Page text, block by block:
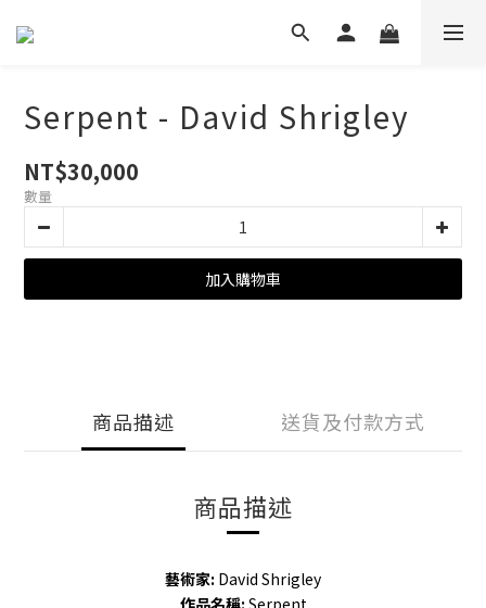
Serpent - David Shrigley
NT$30,000
數量
加入購物車
商品描述 送貨及付款方式
商品描述
藝術家: David Shrigley
作品名稱: Serpent